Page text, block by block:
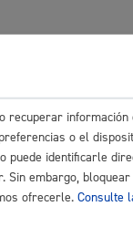
con
infantil y juvenil de
o el
puede identificarle
Sin embargo,
ofrecerle. Consulte